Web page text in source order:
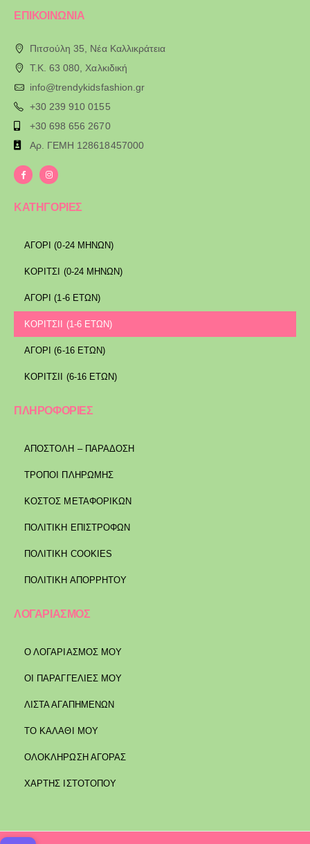
ΕΠΙΚΟΙΝΩΝΙΑ
Πιτσούλη 35, Νέα Καλλικράτεια
T.K. 63 080, Χαλκιδική
info@trendykidsfashion.gr
+30 239 910 0155
+30 698 656 2670
Αρ. ΓΕΜΗ 128618457000
ΚΑΤΗΓΟΡΙΕΣ
ΑΓΟΡΙ (0-24 ΜΗΝΩΝ)
ΚΟΡΙΤΣΙ (0-24 ΜΗΝΩΝ)
ΑΓΟΡΙ (1-6 ΕΤΩΝ)
ΚΟΡΙΤΣΙΙ (1-6 ΕΤΩΝ)
ΑΓΟΡΙ (6-16 ΕΤΩΝ)
ΚΟΡΙΤΣΙΙ (6-16 ΕΤΩΝ)
ΠΛΗΡΟΦΟΡΙΕΣ
ΑΠΟΣΤΟΛΉ – ΠΑΡΆΔΟΣΗ
ΤΡΌΠΟΙ ΠΛΗΡΩΜΉΣ
ΚΌΣΤΟΣ ΜΕΤΑΦΟΡΙΚΏΝ
ΠΟΛΙΤΙΚΉ ΕΠΙΣΤΡΟΦΏΝ
ΠΟΛΙΤΙΚΉ COOKIES
ΠΟΛΙΤΙΚΉ ΑΠΟΡΡΉΤΟΥ
ΛΟΓΑΡΙΑΣΜΟΣ
Ο ΛΟΓΑΡΙΑΣΜΟΣ ΜΟΥ
ΟΙ ΠΑΡΑΓΓΕΛΙΕΣ ΜΟΥ
ΛΙΣΤΑ ΑΓΑΠΗΜΕΝΩΝ
ΤΟ ΚΑΛΑΘΙ ΜΟΥ
ΟΛΟΚΛΗΡΩΣΗ ΑΓΟΡΑΣ
ΧΑΡΤΗΣ ΙΣΤΟΤΟΠΟΥ